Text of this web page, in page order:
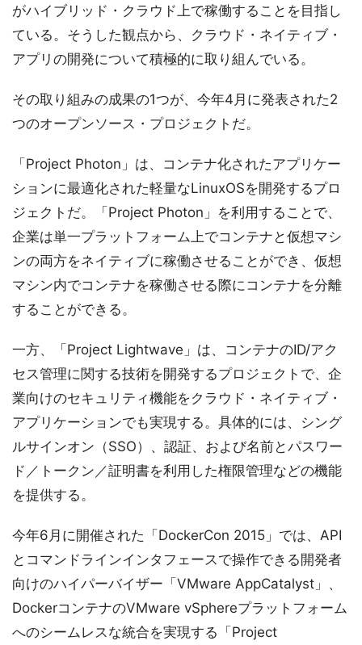
がハイブリッド・クラウド上で稼働することを目指し
ている。そうした観点から、クラウド・ネイティブ・
アプリの開発について積極的に取り組んでいる。
その取り組みの成果の1つが、今年4月に発表された2
つのオープンソース・プロジェクトだ。
「Project Photon」は、コンテナ化されたアプリケー
ションに最適化された軽量なLinuxOSを開発するプロ
ジェクトだ。「Project Photon」を利用することで、
企業は単一プラットフォーム上でコンテナと仮想マシ
ンの両方をネイティブに稼働させることができ、仮想
マシン内でコンテナを稼働させる際にコンテナを分離
することができる。
一方、「Project Lightwave」は、コンテナのID/アク
セス管理に関する技術を開発するプロジェクトで、企
業向けのセキュリティ機能をクラウド・ネイティブ・
アプリケーションでも実現する。具体的には、シング
ルサインオン（SSO）、認証、および名前とパスワー
ド／トークン／証明書を利用した権限管理などの機能
を提供する。
今年6月に開催された「DockerCon 2015」では、API
とコマンドラインインタフェースで操作できる開発者
向けのハイパーバイザー「VMware AppCatalyst」、
DockerコンテナのVMware vSphereプラットフォーム
へのシームレスな統合を実現する「Project